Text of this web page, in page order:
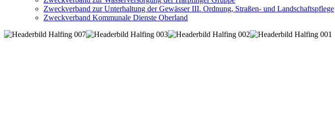
Zweckverband zur Unterhaltung der Gewässer III. Ordnung, Straßen- und Landschaftspflege
Zweckverband Kommunale Dienste Oberland